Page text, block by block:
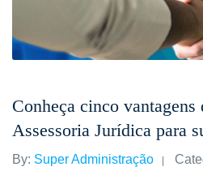
Conheça cinco vantagens
Assessoria Jurídica para
By: Super Administração